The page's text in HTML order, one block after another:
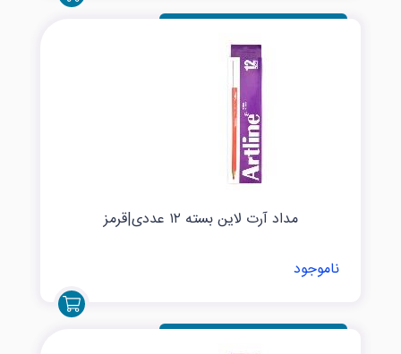
مداد آرت لاین بسته ۱۲ عددی|قرمز
ناموجود